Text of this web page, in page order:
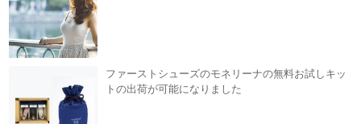
ファーストシューズのモネリーナの無料お試しキッ
トの出荷が可能になりました